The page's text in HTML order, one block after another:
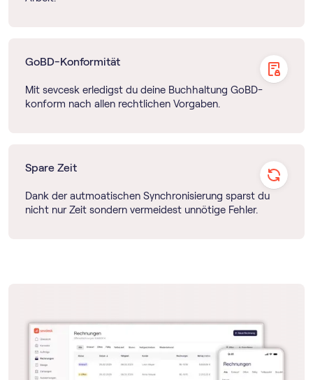
GoBD-Konformität
Mit sevcesk erledigst du deine Buchhaltung GoBD-
konform nach allen rechtlichen Vorgaben.
Spare Zeit
Dank der autmoatischen Synchronisierung sparst du
nicht nur Zeit sondern vermeidest unnötige Fehler.